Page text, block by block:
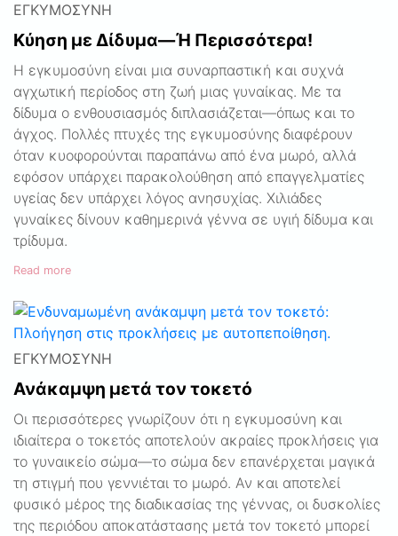
ΕΓΚΥΜΟΣΎΝΗ
Κύηση με Δίδυμα—Ή Περισσότερα!
Η εγκυμοσύνη είναι μια συναρπαστική και συχνά
αγχωτική περίοδος στη ζωή μιας γυναίκας. Με τα
δίδυμα ο ενθουσιασμός διπλασιάζεται—όπως και το
άγχος. Πολλές πτυχές της εγκυμοσύνης διαφέρουν
όταν κυοφορούνται παραπάνω από ένα μωρό, αλλά
εφόσον υπάρχει παρακολούθηση από επαγγελματίες
υγείας δεν υπάρχει λόγος ανησυχίας. Χιλιάδες
γυναίκες δίνουν καθημερινά γέννα σε υγιή δίδυμα και
τρίδυμα.
Read more
ΕΓΚΥΜΟΣΎΝΗ
Ανάκαμψη μετά τον τοκετό
Οι περισσότερες γνωρίζουν ότι η εγκυμοσύνη και
ιδιαίτερα ο τοκετός αποτελούν ακραίες προκλήσεις για
το γυναικείο σώμα—το σώμα δεν επανέρχεται μαγικά
τη στιγμή που γεννιέται το μωρό. Αν και αποτελεί
φυσικό μέρος της διαδικασίας της γέννας, οι δυσκολίες
της περιόδου αποκατάστασης μετά τον τοκετό μπορεί